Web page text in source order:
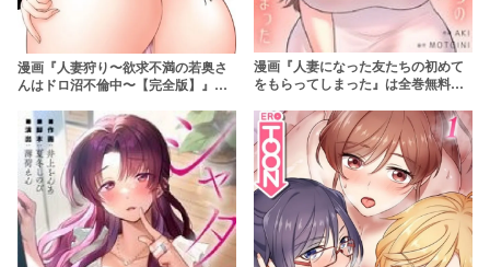
漫画『人妻狩り〜欲求不満の若奥さ
んはドロ沼不倫中〜【完全版】』は
プリやサービスを調査！【jenny】
漫画『人妻になった友たちの初めて
をもらってしまった』は全巻無料で
【MOTGINI AKI】